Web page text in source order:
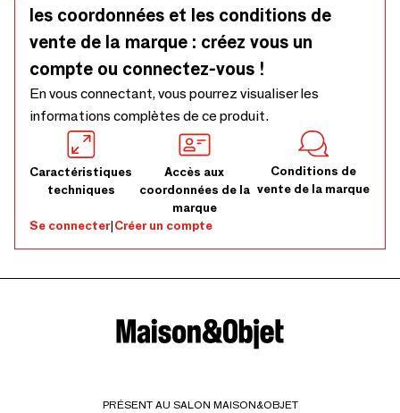
les coordonnées et les conditions de
vente de la marque : créez vous un
compte ou connectez-vous !
En vous connectant, vous pourrez visualiser les
informations complètes de ce produit.
Caractéristiques
techniques
Accès aux
coordonnées de la
marque
Conditions de
vente de la marque
Se connecter|Créer un compte
PRÉSENT AU SALON MAISON&OBJET